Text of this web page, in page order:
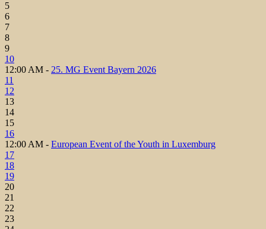
5
6
7
8
9
10
12:00 AM - 25. MG Event Bayern 2026
11
12
13
14
15
16
12:00 AM - European Event of the Youth in Luxemburg
17
18
19
20
21
22
23